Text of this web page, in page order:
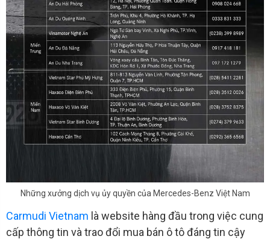
Những xưởng dịch vụ ủy quyền của Mercedes-Benz Việt Nam
Carmudi Vietnam là website hàng đầu trong việc cung
cấp thông tin và trao đổi mua bán ô tô đáng tin cậy